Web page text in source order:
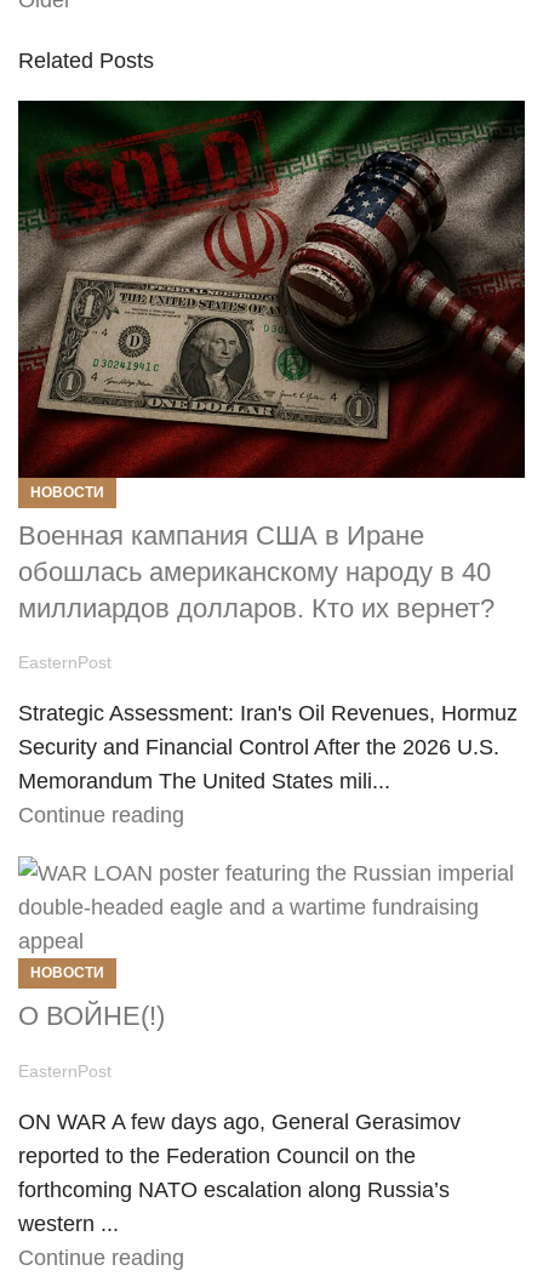
Related Posts
НОВОСТИ
Военная кампания США в Иране
обошлась американскому народу в 40
миллиардов долларов. Кто их вернет?
EasternPost
Strategic Assessment: Iran's Oil Revenues, Hormuz
Security and Financial Control After the 2026 U.S.
Memorandum The United States mili...
Continue reading
НОВОСТИ
О ВОЙНЕ(!)
EasternPost
ON WAR A few days ago, General Gerasimov
reported to the Federation Council on the
forthcoming NATO escalation along Russia’s
western ...
Continue reading